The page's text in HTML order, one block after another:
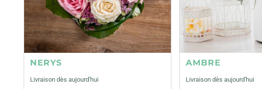
NERYS
Livraison dès aujourd'hui
AMBRE
Livraison dès aujourd'hui